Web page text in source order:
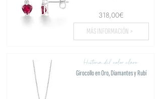
318,00€
MÁS INFORMACIÓN >
Historia del color claro
Girocollo en Oro, Diamantes y Rubí